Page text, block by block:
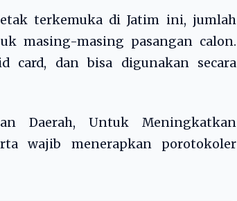
terkemuka di Jatim ini, jumlah
masing-masing pasangan calon.
card, dan bisa digunakan secara
Daerah, Untuk Meningkatkan
wajib menerapkan porotokoler